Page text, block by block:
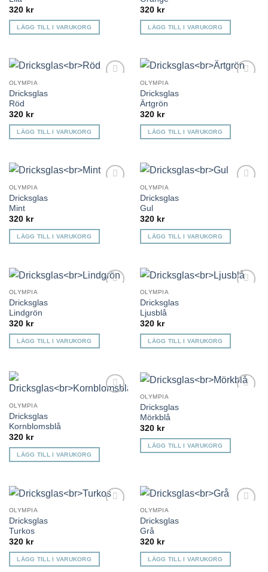
320 kr
LÄGG TILL I VARUKORG
320 kr
LÄGG TILL I VARUKORG
OLYMPIA
Dricksglas
Röd
320 kr
LÄGG TILL I VARUKORG
OLYMPIA
Dricksglas
Ärtgrön
320 kr
LÄGG TILL I VARUKORG
OLYMPIA
Dricksglas
Mint
320 kr
LÄGG TILL I VARUKORG
OLYMPIA
Dricksglas
Gul
320 kr
LÄGG TILL I VARUKORG
OLYMPIA
Dricksglas
Lindgrön
320 kr
LÄGG TILL I VARUKORG
OLYMPIA
Dricksglas
Ljusblå
320 kr
LÄGG TILL I VARUKORG
OLYMPIA
Dricksglas
Kornblomsblå
320 kr
LÄGG TILL I VARUKORG
OLYMPIA
Dricksglas
Mörkblå
320 kr
LÄGG TILL I VARUKORG
OLYMPIA
Dricksglas
Turkos
320 kr
LÄGG TILL I VARUKORG
OLYMPIA
Dricksglas
Grå
320 kr
LÄGG TILL I VARUKORG